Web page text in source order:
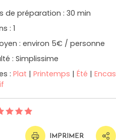
de préparation : 30 min
: 1
: environ 5€ / personne
: Simplissime
:Plat |Printemps |Été |Encas
IMPRIMER